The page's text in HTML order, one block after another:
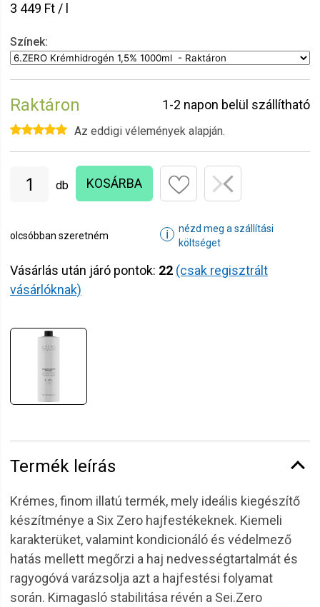
3 449 Ft / l
Színek:
Raktáron 1-2 napon belül szállítható
Az eddigi vélemények alapján.
db KOSÁRBA
olcsóbban szeretném ℹ
nézd meg a szállítási
költséget
Vásárlás után járó pontok: 22 (csak regisztrált
vásárlóknak)
Termék leírás
Krémes, finom illatú termék, mely ideális kiegészítő
készítménye a Six Zero hajfestékeknek. Kiemeli
karakterüket, valamint kondicionáló és védelmező
hatás mellett megőrzi a haj nedvességtartalmát és
ragyogóvá varázsolja azt a hajfestési folyamat
során. Kimagasló stabilitása révén a Sei.Zero